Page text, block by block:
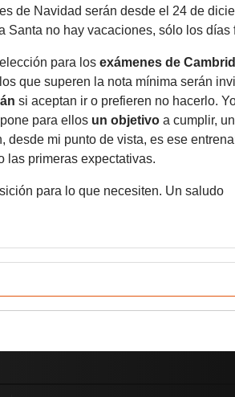
de Navidad serán desde el 24 de
Santa no hay vacaciones, sólo los días
para los exámenes de
que superen la nota mínima serán
si aceptan ir o prefieren no hacerlo.
para ellos un objetivo a cumplir,
desde mi punto de vista, es ese
las primeras expectativas.
para lo que necesiten. Un saludo